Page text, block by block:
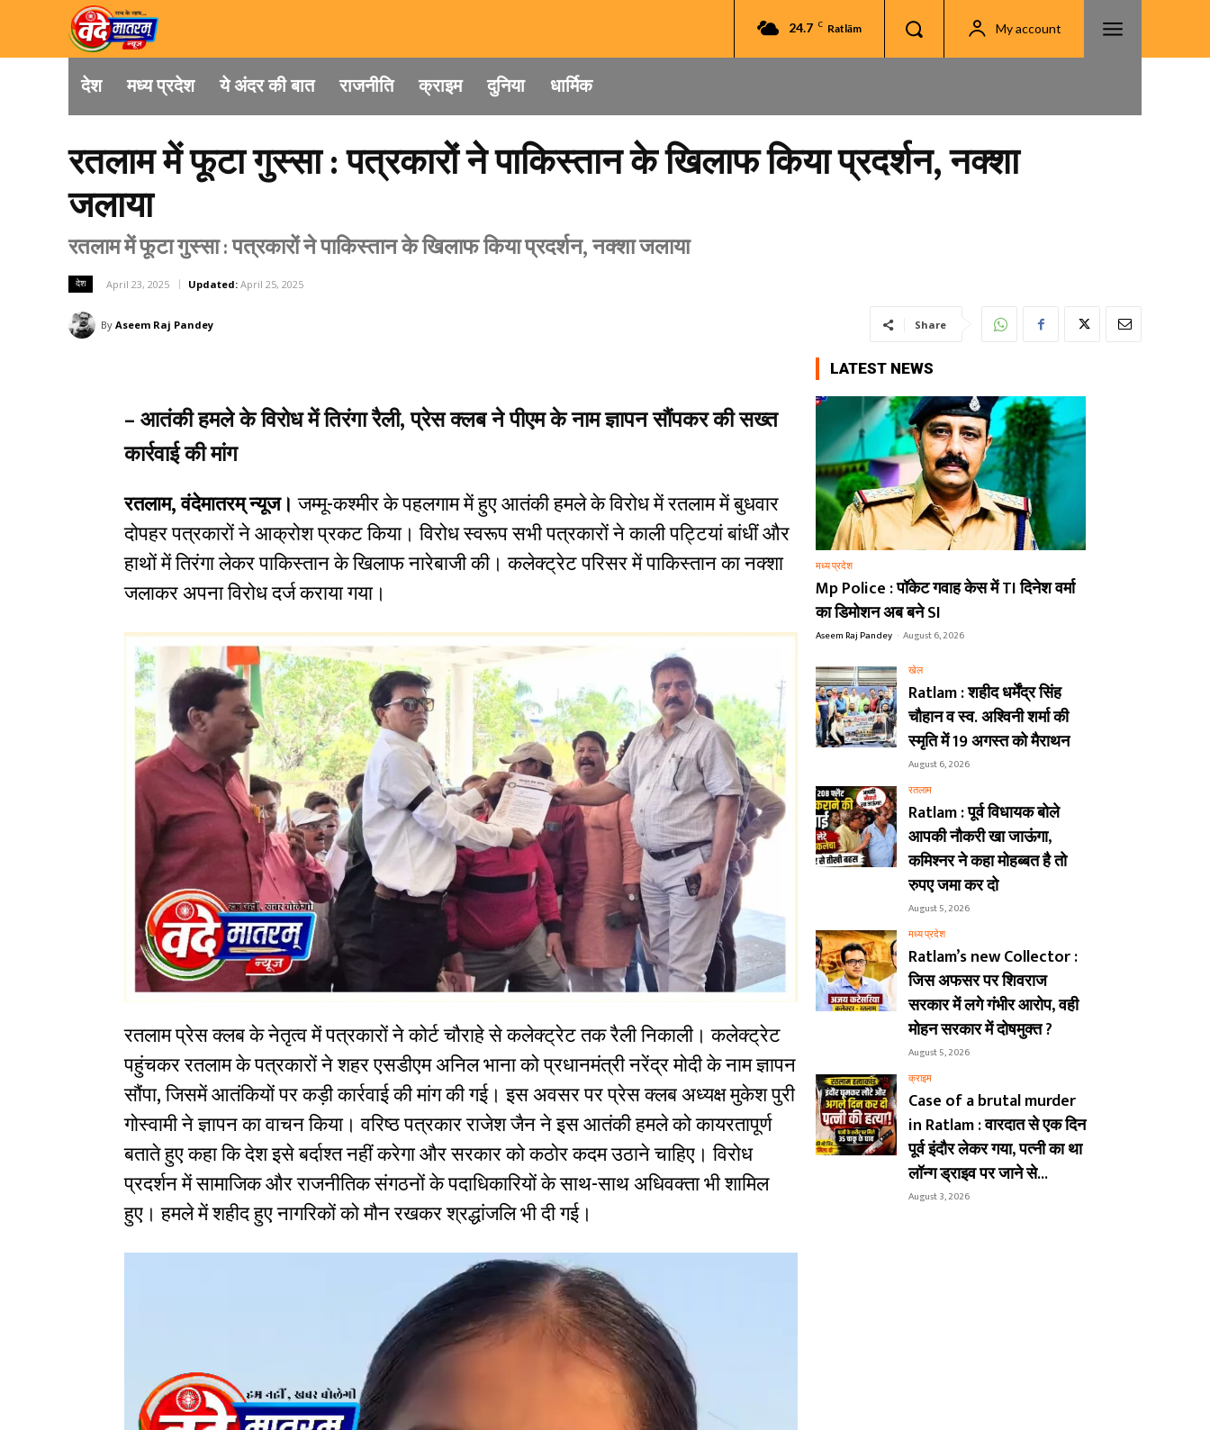
24.7 C Ratlām My account
देश मध्य प्रदेश ये अंदर की बात राजनीति क्राइम दुनिया धार्मिक
रतलाम में फूटा गुस्सा : पत्रकारों ने पाकिस्तान के खिलाफ किया प्रदर्शन, नक्शा
जलाया
रतलाम में फूटा गुस्सा : पत्रकारों ने पाकिस्तान के खिलाफ किया प्रदर्शन, नक्शा जलाया
देश April 23, 2025 Updated: April 25, 2025
By Aseem Raj Pandey Share
–आतंकी हमले के विरोध में तिरंगा रैली, प्रेस क्लब ने पीएम के नाम ज्ञापन सौंपकर की सख्त
कार्रवाई की मांग
रतलाम, वंदेमातरम् न्यूज। जम्मू-कश्मीर के पहलगाम में हुए आतंकी हमले के विरोध में रतलाम में बुधवार
दोपहर पत्रकारों ने आक्रोश प्रकट किया। विरोध स्वरूप सभी पत्रकारों ने काली पट्टियां बांधीं और
हाथों में तिरंगा लेकर पाकिस्तान के खिलाफ नारेबाजी की। कलेक्ट्रेट परिसर में पाकिस्तान का नक्शा
जलाकर अपना विरोध दर्ज कराया गया।
रतलाम प्रेस क्लब के नेतृत्व में पत्रकारों ने कोर्ट चौराहे से कलेक्ट्रेट तक रैली निकाली। कलेक्ट्रेट
पहुंचकर रतलाम के पत्रकारों ने शहर एसडीएम अनिल भाना को प्रधानमंत्री नरेंद्र मोदी के नाम ज्ञापन
सौंपा, जिसमें आतंकियों पर कड़ी कार्रवाई की मांग की गई। इस अवसर पर प्रेस क्लब अध्यक्ष मुकेश पुरी
गोस्वामी ने ज्ञापन का वाचन किया। वरिष्ठ पत्रकार राजेश जैन ने इस आतंकी हमले को कायरतापूर्ण
बताते हुए कहा कि देश इसे बर्दाश्त नहीं करेगा और सरकार को कठोर कदम उठाने चाहिए। विरोध
प्रदर्शन में सामाजिक और राजनीतिक संगठनों के पदाधिकारियों के साथ-साथ अधिवक्ता भी शामिल
हुए। हमले में शहीद हुए नागरिकों को मौन रखकर श्रद्धांजलि भी दी गई।
LATEST NEWS
मध्य प्रदेश
Mp Police : पॉकेट गवाह केस में TI दिनेश वर्मा
का डिमोशन अब बने SI
Aseem Raj Pandey - August 6, 2026
खेल
Ratlam : शहीद धर्मेंद्र सिंह
चौहान व स्व. अश्विनी शर्मा की
स्मृति में 19 अगस्त को मैराथन
August 6, 2026
रतलाम
Ratlam : पूर्व विधायक बोले
आपकी नौकरी खा जाऊंगा,
कमिश्नर ने कहा मोहब्बत है तो
रुपए जमा कर दो
August 5, 2026
मध्य प्रदेश
Ratlam’s new Collector :
जिस अफसर पर शिवराज
सरकार में लगे गंभीर आरोप, वही
मोहन सरकार में दोषमुक्त ?
August 5, 2026
क्राइम
Case of a brutal murder
in Ratlam : वारदात से एक दिन
पूर्व इंदौर लेकर गया, पत्नी का था
लॉन्ग ड्राइव पर जाने से...
August 3, 2026